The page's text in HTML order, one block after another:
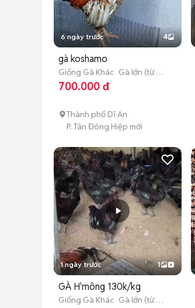
6 ngày trước 4
gà koshamo
Giống Gà Khác Gà lớn (từ 3
tháng tuổi)
700.000 đ
Thành phố Dĩ An
P. Tân Đông Hiệp mới
1 ngày trước 1
GÀ H'mông 130k/kg
Giống Gà Khác Gà lớn (từ 3